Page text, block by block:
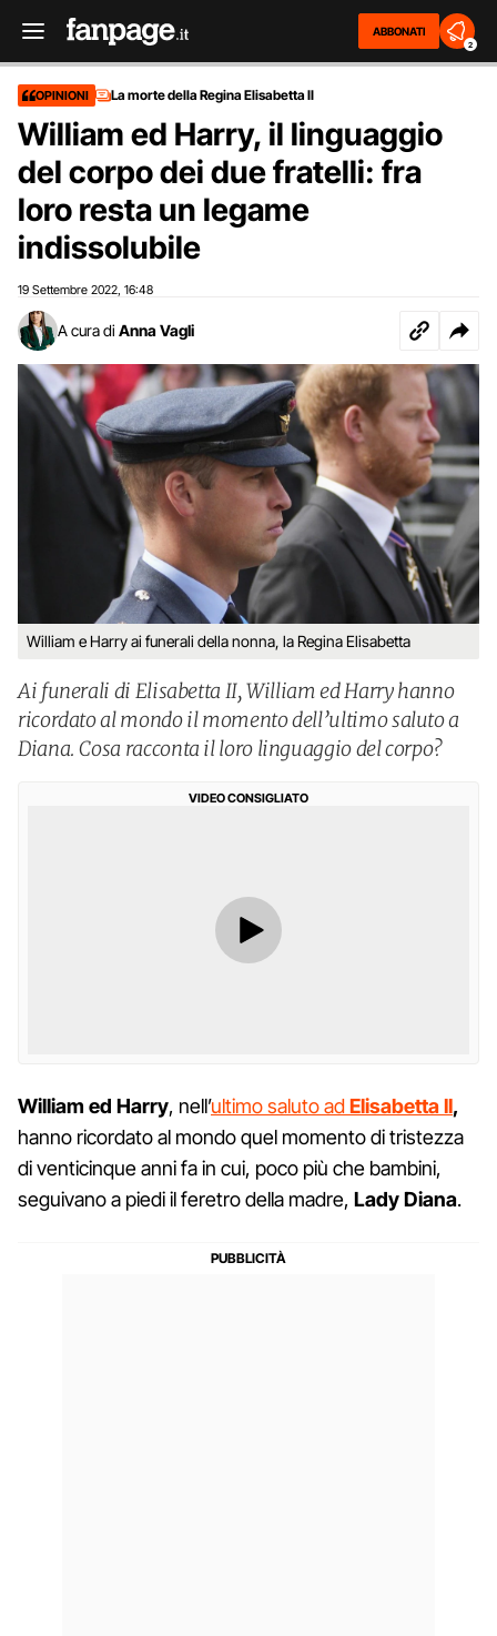
ABBONATI
2
OPINIONI La morte della Regina Elisabetta II
William ed Harry, il linguaggio
del corpo dei due fratelli: fra
loro resta un legame
indissolubile
19 Settembre 2022 16:48
A cura di Anna Vagli
William e Harry ai funerali della nonna, la Regina Elisabetta
Ai funerali di Elisabetta II, William ed Harry hanno
ricordato al mondo il momento dell’ultimo saluto a
Diana. Cosa racconta il loro linguaggio del corpo?
VIDEO CONSIGLIATO
William ed Harry, nell’ultimo saluto adElisabetta II,
hanno ricordato al mondo quel momento di tristezza
di venticinque anni fa in cui, poco più che bambini,
seguivano a piedi il feretro della madre, Lady Diana.